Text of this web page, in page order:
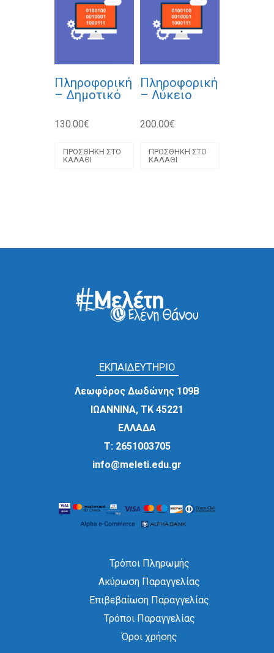
Πληροφορική
– Δημοτικό
130.00€
ΠΡΟΣΘΉΚΗ ΣΤΟ
ΚΑΛΆΘΙ
Πληροφορική
– Λύκειο
200.00€
ΠΡΟΣΘΉΚΗ ΣΤΟ
ΚΑΛΆΘΙ
ΕΚΠΑΙΔΕΥΤΗΡΙΟ
Λεωφόρος Δωδώνης 109Β
ΙΩΑΝΝΙΝΑ, ΤΚ 45221
ΕΛΛΑΔΑ
Τ: 2651003705
info@meleti.edu.gr
Τρόποι Πληρωμής
Ακύρωση Παραγγελίας
Επιβεβαίωση Παραγγελίας
Τρόποι Παραγγελίας
Όροι χρήσης